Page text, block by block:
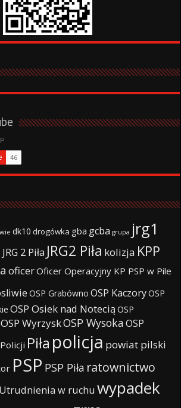
dk10 drogówka gba gcba grupa jrg1
JRG 2 Piła JRG2 Piła kolizja KPP
oficerOficer Operacyjny KP PSP w Pile
OSP Grabówno OSP KaczoryOSP
OSP Osiek nad Notecią OSP
OSP WyrzyskOSP WysokaOSP
Piła policja powiat pilski
PSP PSP Piła ratownictwo
Utrudnienia w ruchu wypadek